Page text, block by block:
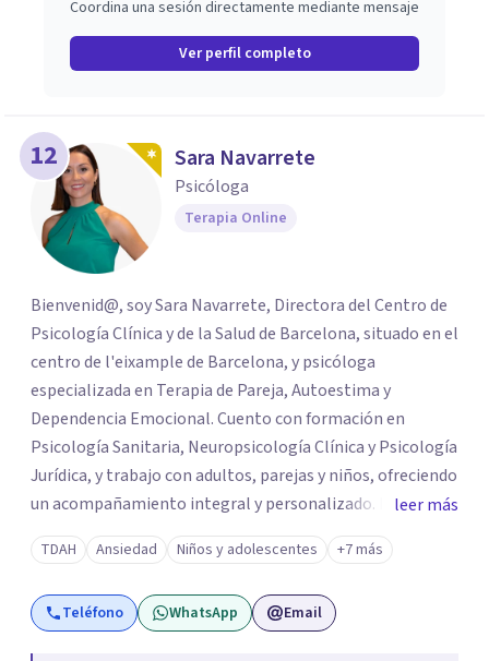
Coordina una sesión directamente mediante mensaje
Ver perfil completo
12 Sara Navarrete
Psicóloga
Terapia Online
Bienvenid@, soy Sara Navarrete, Directora del Centro de
Psicología Clínica y de la Salud de Barcelona, situado en el
centro de l'eixample de Barcelona, y psicóloga
especializada en Terapia de Pareja, Autoestima y
Dependencia Emocional. Cuento con formación en
Psicología Sanitaria, Neuropsicología Clínica y Psicología
Jurídica, y trabajo con adultos, parejas y niños, ofreciendo
un acompañamiento integral y personalizado. Desarrollo
mi labor en el Centro de Psicología Clínica, acreditado
por el registro autonómico de centros, servicios y
establecimientos sanitarios, y situado en el corazón de
Barcelona, donde tengo el privilegio de compartir
leer más
TDAH Ansiedad Niños y adolescentes +7 más
Teléfono WhatsApp Email